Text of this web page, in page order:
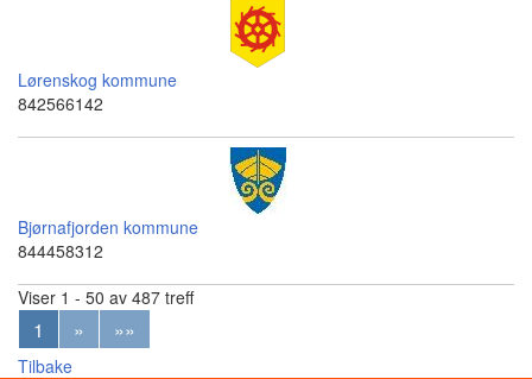
Lørenskog kommune
842566142
Bjørnafjorden kommune
844458312
Viser 1 - 50 av 487 treff
1 » »»
Tilbake